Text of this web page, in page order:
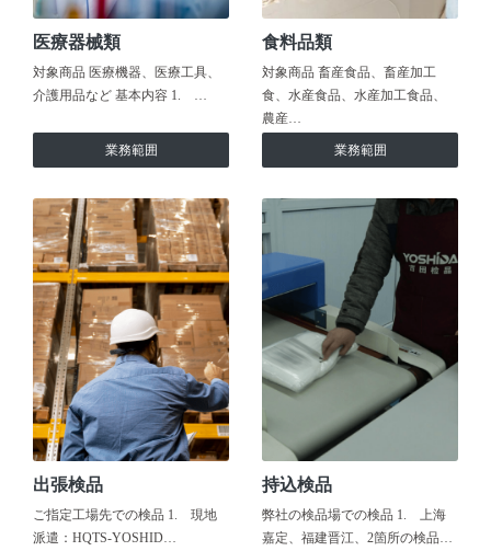
医療器械類
対象商品 医療機器、医療工具、
介護用品など 基本内容 1. …
業務範囲
食料品類
対象商品 畜産食品、畜産加工
食、水産食品、水産加工食品、
農産…
業務範囲
出張検品
ご指定工場先での検品 1. 現地
派遣：HQTS-YOSHID…
持込検品
弊社の検品場での検品 1. 上海
嘉定、福建晋江、2箇所の検品…